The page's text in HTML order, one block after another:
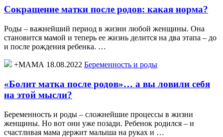
Сокращение матки после родов: какая норма?
Роды – важнейший период в жизни любой женщины. Она
становится мамой и теперь ее жизнь делится на два этапа – до
и после рождения ребенка. …
+МАМА 18.08.2022 Беременность и роды
«Болит матка после родов»… а вы ловили себя
на этой мысли?
Беременность и роды – сложнейшие процессы в жизни
женщины. Но вот они уже позади. Ребенок родился – и
счастливая мама держит малыша на руках и …